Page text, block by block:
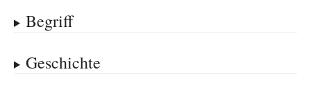
Begriff
Geschichte